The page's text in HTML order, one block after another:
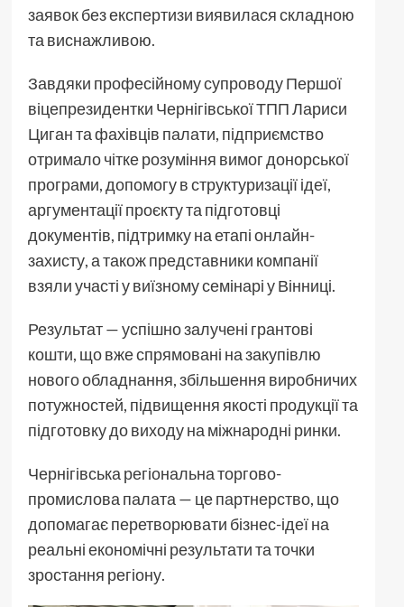
заявок без експертизи виявилася складною
та виснажливою.
Завдяки професійному супроводу Першої
віцепрезидентки Чернігівської ТПП Лариси
Циган та фахівців палати, підприємство
отримало чітке розуміння вимог донорської
програми, допомогу в структуризації ідеї,
аргументації проєкту та підготовці
документів, підтримку на етапі онлайн-
захисту, а також представники компанії
взяли участі у виїзному семінарі у Вінниці.
Результат — успішно залучені грантові
кошти, що вже спрямовані на закупівлю
нового обладнання, збільшення виробничих
потужностей, підвищення якості продукції та
підготовку до виходу на міжнародні ринки.
Чернігівська регіональна торгово-
промислова палата — це партнерство, що
допомагає перетворювати бізнес-ідеї на
реальні економічні результати та точки
зростання регіону.